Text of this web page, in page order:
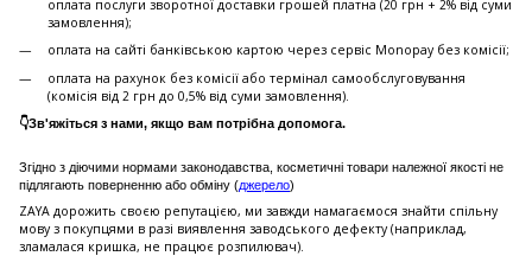
оплата послуги зворотної доставки грошей платна (20 грн + 2% від суми
замовлення);
оплата на сайті банківською картою через сервіс Monopay без комісії;
оплата на рахунок без комісії або термінал самообслуговування
(комісія від 2 грн до 0,5% від суми замовлення).
👇Зв'яжіться з нами, якщо вам потрібна допомога.
Згідно з діючими нормами законодавства, косметичні товари належної якості не
підлягають поверненню або обміну (джерело)
ZAYA дорожить своєю репутацією, ми завжди намагаємося знайти спільну
мову з покупцями в разі виявлення заводського дефекту (наприклад,
зламалася кришка, не працює розпилювач).